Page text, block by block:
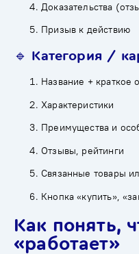
Доказательства
Призыв к действию
🔹 Категория /
Название + краткое
Характеристики
Преимущества и
Отзывы, рейтинги
Связанные товары
Кнопка «купить»,
Как понять,
«работает»